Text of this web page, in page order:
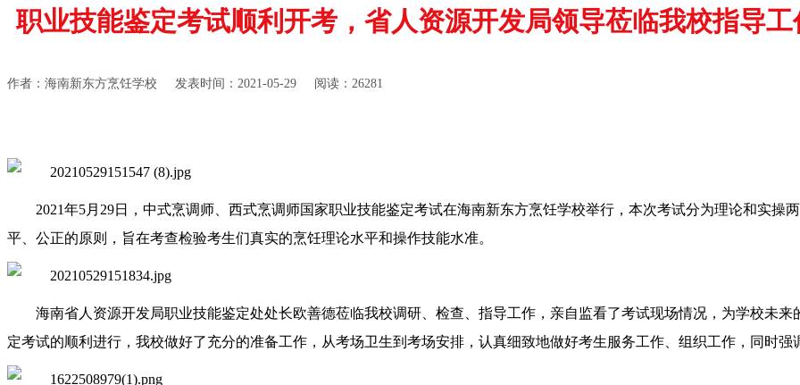
职业技能鉴定考试顺利开考，省人资源开发局领导莅临我校指导
作者：海南新东方烹饪学校 发表时间：2021-05-29 阅读：26281
2021年5月 29日，中式烹调师 西式烹调师国家职业技能鉴定考试在海南新东方烹饪学校举行，本次考试分为理论和实操
平、公正的原则，旨在考查检验考生们真实的烹饪理论水平和操作技能水准。
海南省人资源开发局职业技能鉴定处处长欧善德莅临我校调研、检查、指导工作，亲自监看了考试现场情况，为学校未
定考试的顺利进行，我校做好了充分的准备工作，从考场卫生到考场安排，认真细致地做好考生服务工作、组织工作，同时强